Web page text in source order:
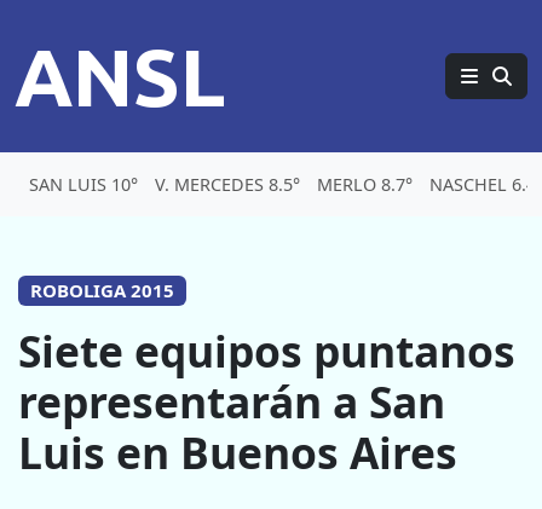
ANSL
SAN LUIS 10° V. MERCEDES 8.5° MERLO 8.7° NASCHEL 6.4°
ROBOLIGA 2015
Siete equipos puntanos
representarán a San
Luis en Buenos Aires